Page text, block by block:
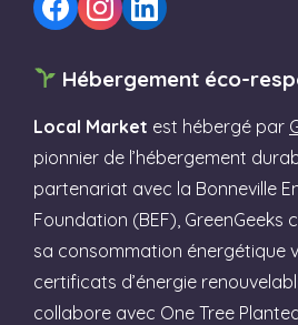
Hébergement éco-
Local Market est hébergé par
pionnier de l’hébergement
partenariat avec la Bonneville
Foundation (BEF), GreenGeeks
sa consommation énergétique
certificats d’énergie
collabore avec One Tree